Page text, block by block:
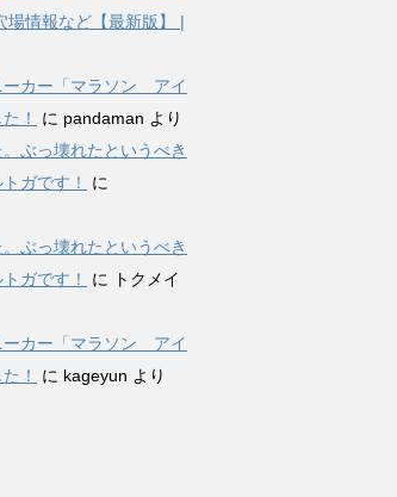
場情報など【最新版】 |
ーカー「マラソン アイ
！
に pandaman より
ぶっ壊れたというべき
ガです！
に
ぶっ壊れたというべき
ガです！
に
トクメイ
ーカー「マラソン アイ
！
に kageyun より